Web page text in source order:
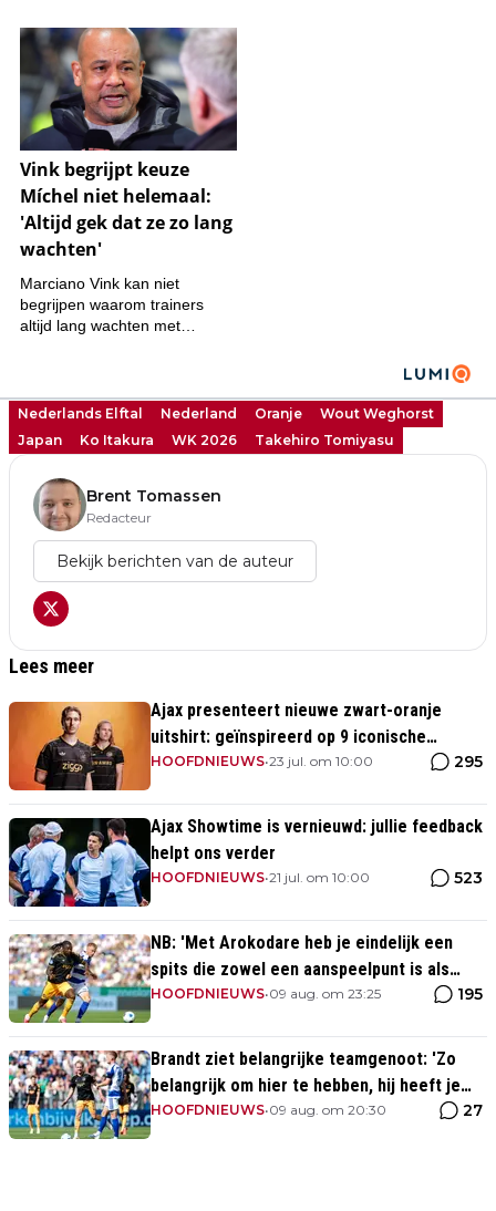
Nederlands Elftal Nederland Oranje
Wout Weghorst
Japan
Ko Itakura WK 2026 Takehiro Tomiyasu
Brent Tomassen
Redacteur
Bekijk berichten van de auteur
Lees meer
Ajax presenteert nieuwe zwart-oranje
uitshirt: geïnspireerd op 9 iconische
momenten uit clubhistorie
HOOFDNIEUWS•23 jul. om 10:00 295
Ajax Showtime is vernieuwd: jullie feedback
helpt ons verder
HOOFDNIEUWS•21 jul. om 10:00 523
NB: 'Met Arokodare heb je eindelijk een
spits die zowel een aanspeelpunt is als
diepte heeft'
HOOFDNIEUWS•09 aug. om 23:25 195
Brandt ziet belangrijke teamgenoot: 'Zo
belangrijk om hier te hebben, hij heeft je
rug'
HOOFDNIEUWS•09 aug. om 20:30 27